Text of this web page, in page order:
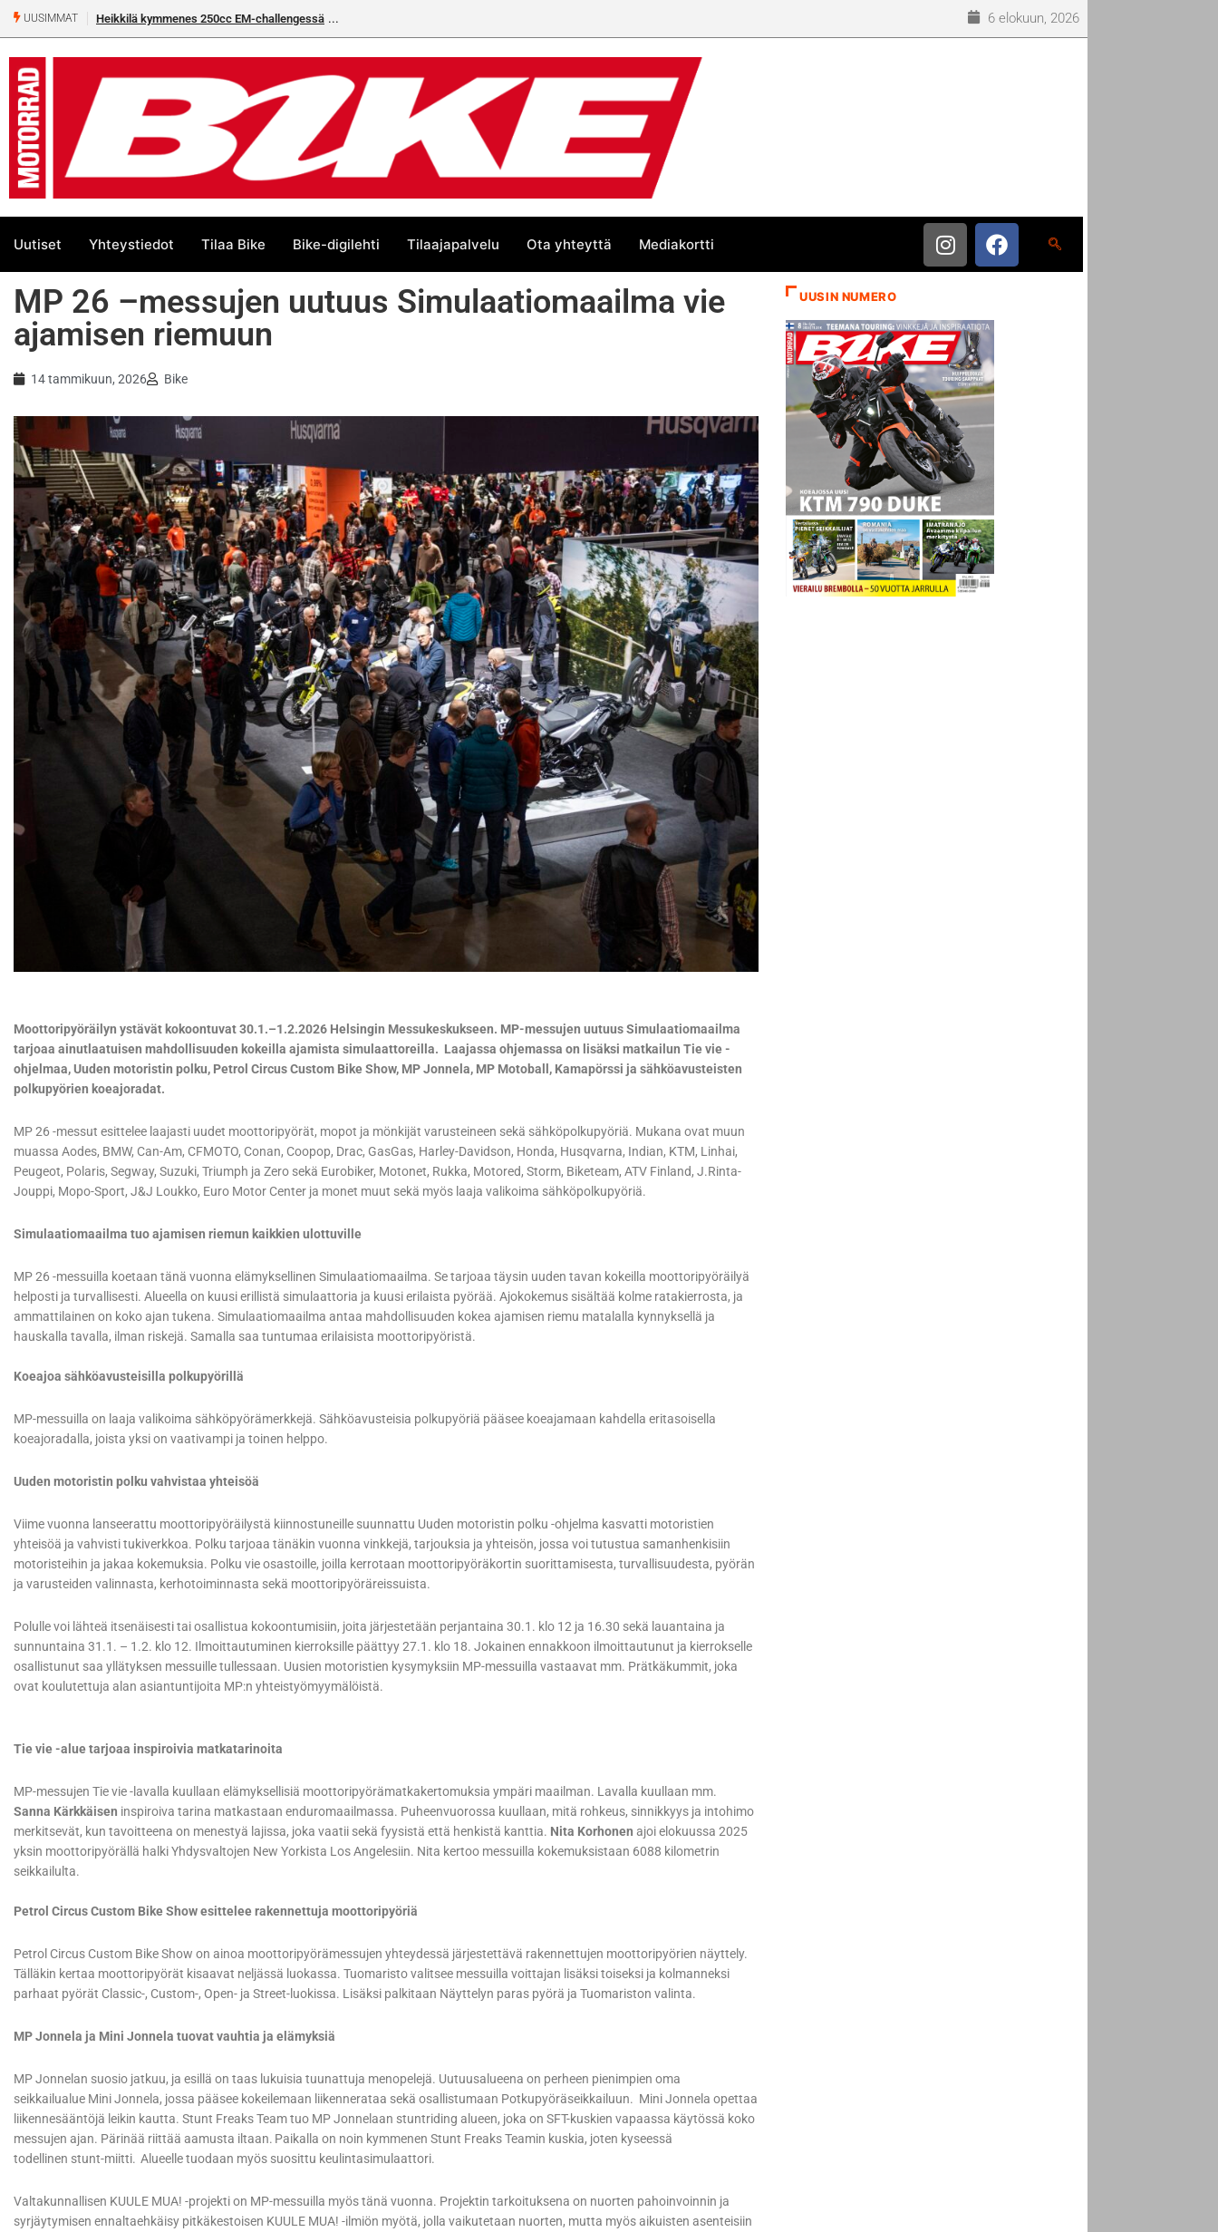
UUSIMMAT
challengessä Rantala flat trackin Euroopan Cupin mestari 6 elokuun, 2026
Uutiset Yhteystiedot Tilaa Bike Bike-digilehti Tilaajapalvelu Ota yhteyttä Mediakortti
MP 26 –messujen uutuus Simulaatiomaailma vie
ajamisen riemuun
14 tammikuun, 2026 Bike
Moottoripyöräilyn ystävät kokoontuvat 30.1.–1.2.2026 Helsingin Messukeskukseen. MP-messujen uutuus Simulaatiomaailma
tarjoaa ainutlaatuisen mahdollisuuden kokeilla ajamista simulaattoreilla. Laajassa ohjemassa on lisäksi matkailun Tie vie -
ohjelmaa, Uuden motoristin polku, Petrol Circus Custom Bike Show, MP Jonnela, MP Motoball, Kamapörssi ja sähköavusteisten
polkupyörien koeajoradat.
MP 26 -messut esittelee laajasti uudet moottoripyörät, mopot ja mönkijät varusteineen sekä sähköpolkupyöriä. Mukana ovat muun
muassa Aodes, BMW, Can-Am, CFMOTO, Conan, Coopop, Drac, GasGas, Harley-Davidson, Honda, Husqvarna, Indian, KTM, Linhai,
Peugeot, Polaris, Segway, Suzuki, Triumph ja Zero sekä Eurobiker, Motonet, Rukka, Motored, Storm, Biketeam, ATV Finland, J.Rinta-
Jouppi, Mopo-Sport, J&J Loukko, Euro Motor Center ja monet muut sekä myös laaja valikoima sähköpolkupyöriä.
Simulaatiomaailma tuo ajamisen riemun kaikkien ulottuville
MP 26 -messuilla koetaan tänä vuonna elämyksellinen Simulaatiomaailma. Se tarjoaa täysin uuden tavan kokeilla moottoripyöräilyä
helposti ja turvallisesti. Alueella on kuusi erillistä simulaattoria ja kuusi erilaista pyörää. Ajokokemus sisältää kolme ratakierrosta, ja
ammattilainen on koko ajan tukena. Simulaatiomaailma antaa mahdollisuuden kokea ajamisen riemu matalalla kynnyksellä ja
hauskalla tavalla, ilman riskejä. Samalla saa tuntumaa erilaisista moottoripyöristä.
Koeajoa sähköavusteisilla polkupyörillä
MP-messuilla on laaja valikoima sähköpyörämerkkejä. Sähköavusteisia polkupyöriä pääsee koeajamaan kahdella eritasoisella
koeajoradalla, joista yksi on vaativampi ja toinen helppo.
Uuden motoristin polku vahvistaa yhteisöä
Viime vuonna lanseerattu moottoripyöräilystä kiinnostuneille suunnattu Uuden motoristin polku -ohjelma kasvatti motoristien
yhteisöä ja vahvisti tukiverkkoa. Polku tarjoaa tänäkin vuonna vinkkejä, tarjouksia ja yhteisön, jossa voi tutustua samanhenkisiin
motoristeihin ja jakaa kokemuksia. Polku vie osastoille, joilla kerrotaan moottoripyöräkortin suorittamisesta, turvallisuudesta, pyörän
ja varusteiden valinnasta, kerhotoiminnasta sekä moottoripyöräreissuista.
Polulle voi lähteä itsenäisesti tai osallistua kokoontumisiin, joita järjestetään perjantaina 30.1. klo 12 ja 16.30 sekä lauantaina ja
sunnuntaina 31.1. – 1.2. klo 12. Ilmoittautuminen kierroksille päättyy 27.1. klo 18. Jokainen ennakkoon ilmoittautunut ja kierrokselle
osallistunut saa yllätyksen messuille tullessaan. Uusien motoristien kysymyksiin MP-messuilla vastaavat mm. Prätkäkummit, joka
ovat koulutettuja alan asiantuntijoita MP:n yhteistyömyymälöistä.
Tie vie -alue tarjoaa inspiroivia matkatarinoita
MP-messujen Tie vie -lavalla kuullaan elämyksellisiä moottoripyörämatkakertomuksia ympäri maailman. Lavalla kuullaan mm.
Sanna Kärkkäisen inspiroiva tarina matkastaan enduromaailmassa. Puheenvuorossa kuullaan, mitä rohkeus, sinnikkyys ja intohimo
merkitsevät, kun tavoitteena on menestyä lajissa, joka vaatii sekä fyysistä että henkistä kanttia. Nita Korhonen ajoi elokuussa 2025
yksin moottoripyörällä halki Yhdysvaltojen New Yorkista Los Angelesiin. Nita kertoo messuilla kokemuksistaan 6088 kilometrin
seikkailulta.
Petrol Circus Custom Bike Show esittelee rakennettuja moottoripyöriä
Petrol Circus Custom Bike Show on ainoa moottoripyörämessujen yhteydessä järjestettävä rakennettujen moottoripyörien näyttely.
Tälläkin kertaa moottoripyörät kisaavat neljässä luokassa. Tuomaristo valitsee messuilla voittajan lisäksi toiseksi ja kolmanneksi
parhaat pyörät Classic-, Custom-, Open- ja Street-luokissa. Lisäksi palkitaan Näyttelyn paras pyörä ja Tuomariston valinta.
MP Jonnela ja Mini Jonnela tuovat vauhtia ja elämyksiä
MP Jonnelan suosio jatkuu, ja esillä on taas lukuisia tuunattuja menopelejä. Uutuusalueena on perheen pienimpien oma
seikkailualue Mini Jonnela, jossa pääsee kokeilemaan liikennerataa sekä osallistumaan Potkupyöräseikkailuun. Mini Jonnela opettaa
liikennesääntöjä leikin kautta. Stunt Freaks Team tuo MP Jonnelaan stuntriding alueen, joka on SFT-kuskien vapaassa käytössä koko
messujen ajan. Pärinää riittää aamusta iltaan. Paikalla on noin kymmenen Stunt Freaks Teamin kuskia, joten kyseessä
todellinen stunt-miitti. Alueelle tuodaan myös suosittu keulintasimulaattori.
Valtakunnallisen KUULE MUA! -projekti on MP-messuilla myös tänä vuonna. Projektin tarkoituksena on nuorten pahoinvoinnin ja
syrjäytymisen ennaltaehkäisy pitkäkestoisen KUULE MUA! -ilmiön myötä, jolla vaikutetaan nuorten, mutta myös aikuisten asenteisiin
UUSIN NUMERO